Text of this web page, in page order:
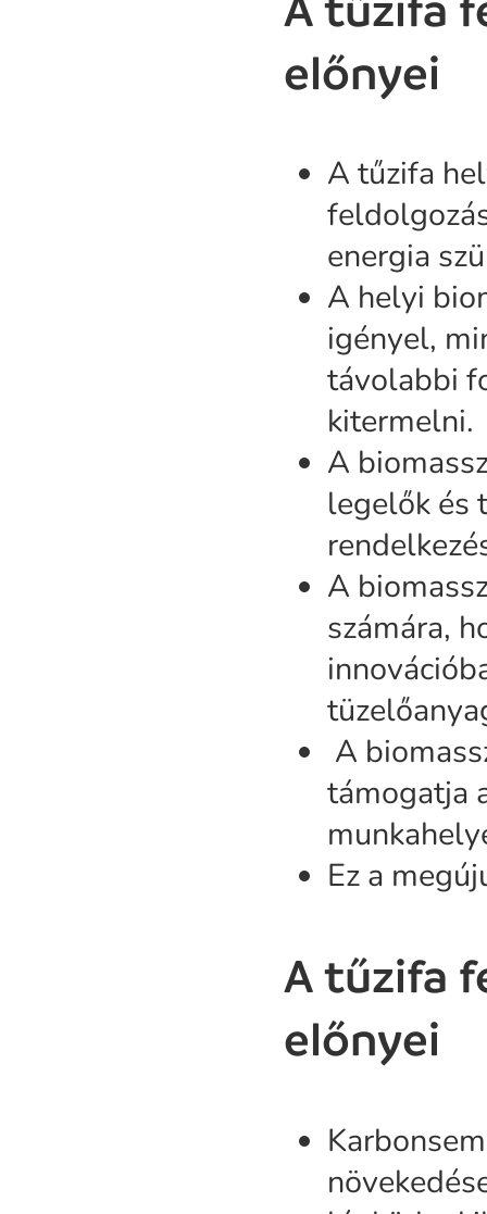
előnyei
A tűzifa
energia
A helyi
igényel,
távolabbi
kitermelni.
A
legelők és
A
számára,
A
támogatja
Ez a
A tűzifa
előnyei